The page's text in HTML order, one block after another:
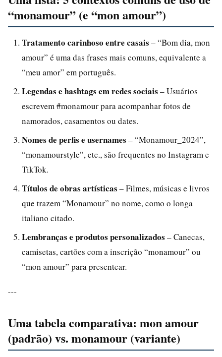
“monamour” (e “mon amour”)
Tratamento carinhoso entre casais – “Bom dia, mon
amour” é uma das frases mais comuns, equivalente a
“meu amor” em português.
Legendas e hashtags em redes sociais – Usuários
escrevem #monamour para acompanhar fotos de
namorados, casamentos ou dates.
Nomes de perfis e usernames – “Monamour_2024”,
“monamourstyle”, etc., são frequentes no Instagram e
TikTok.
Títulos de obras artísticas – Filmes, músicas e livros
que trazem “Monamour” no nome, como o longa
italiano citado.
Lembranças e produtos personalizados – Canecas,
camisetas, cartões com a inscrição “monamour” ou
“mon amour” para presentear.
---
Uma tabela comparativa: mon amour
(padrão) vs. monamour (variante)